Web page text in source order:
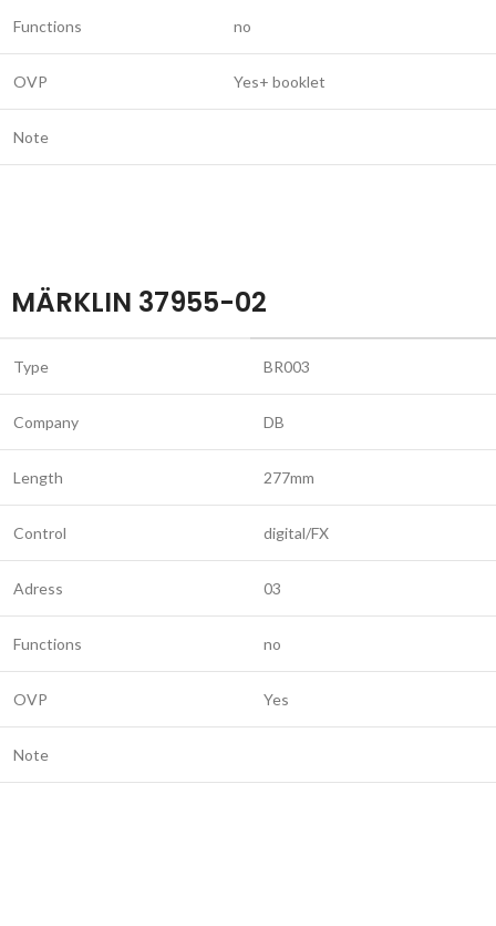
Functions no
OVP Yes+ booklet
Note
MÄRKLIN 37955-02
Type BR003
Company DB
Length 277mm
Control digital/FX
Adress 03
Functions no
OVP Yes
Note